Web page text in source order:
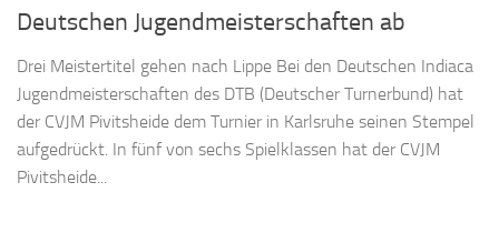
Deutschen Jugendmeisterschaften ab
Drei Meistertitel gehen nach Lippe Bei den Deutschen Indiaca
Jugendmeisterschaften des DTB (Deutscher Turnerbund) hat
der CVJM Pivitsheide dem Turnier in Karlsruhe seinen Stempel
aufgedrückt. In fünf von sechs Spielklassen hat der CVJM
Pivitsheide...